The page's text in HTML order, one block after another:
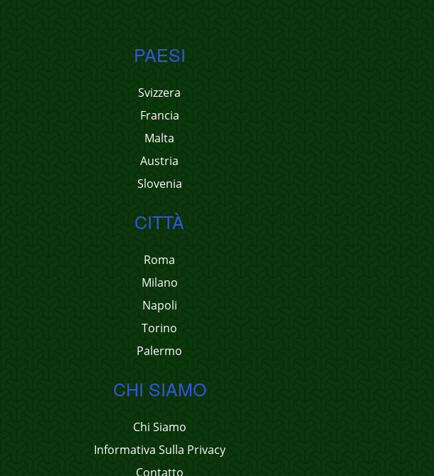
PAESI
Svizzera
Francia
Malta
Austria
Slovenia
CITTÀ
Roma
Milano
Napoli
Torino
Palermo
CHI SIAMO
Chi Siamo
Informativa Sulla Privacy
Contatto